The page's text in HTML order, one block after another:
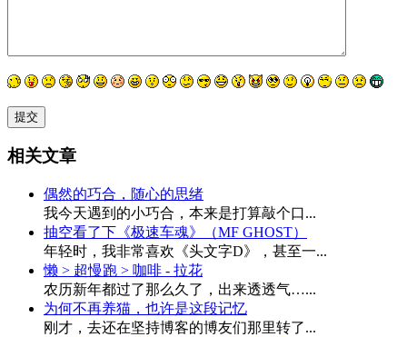
相关文章
偶然的巧合，随心的思绪
我今天遇到的小巧合，本来是打算敲个口...
抽空看了下《极速车魂》（MF GHOST）
年轻时，我非常喜欢《头文字D》，甚至一...
懒 > 超慢跑 > 咖啡 - 拉花
农历新年都过了那么久了，出来透透气…...
为何不再养猫，也许是这段记忆
刚才，去还在坚持博客的博友们那里转了...